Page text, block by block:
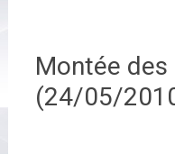
Montée des
(24/05/